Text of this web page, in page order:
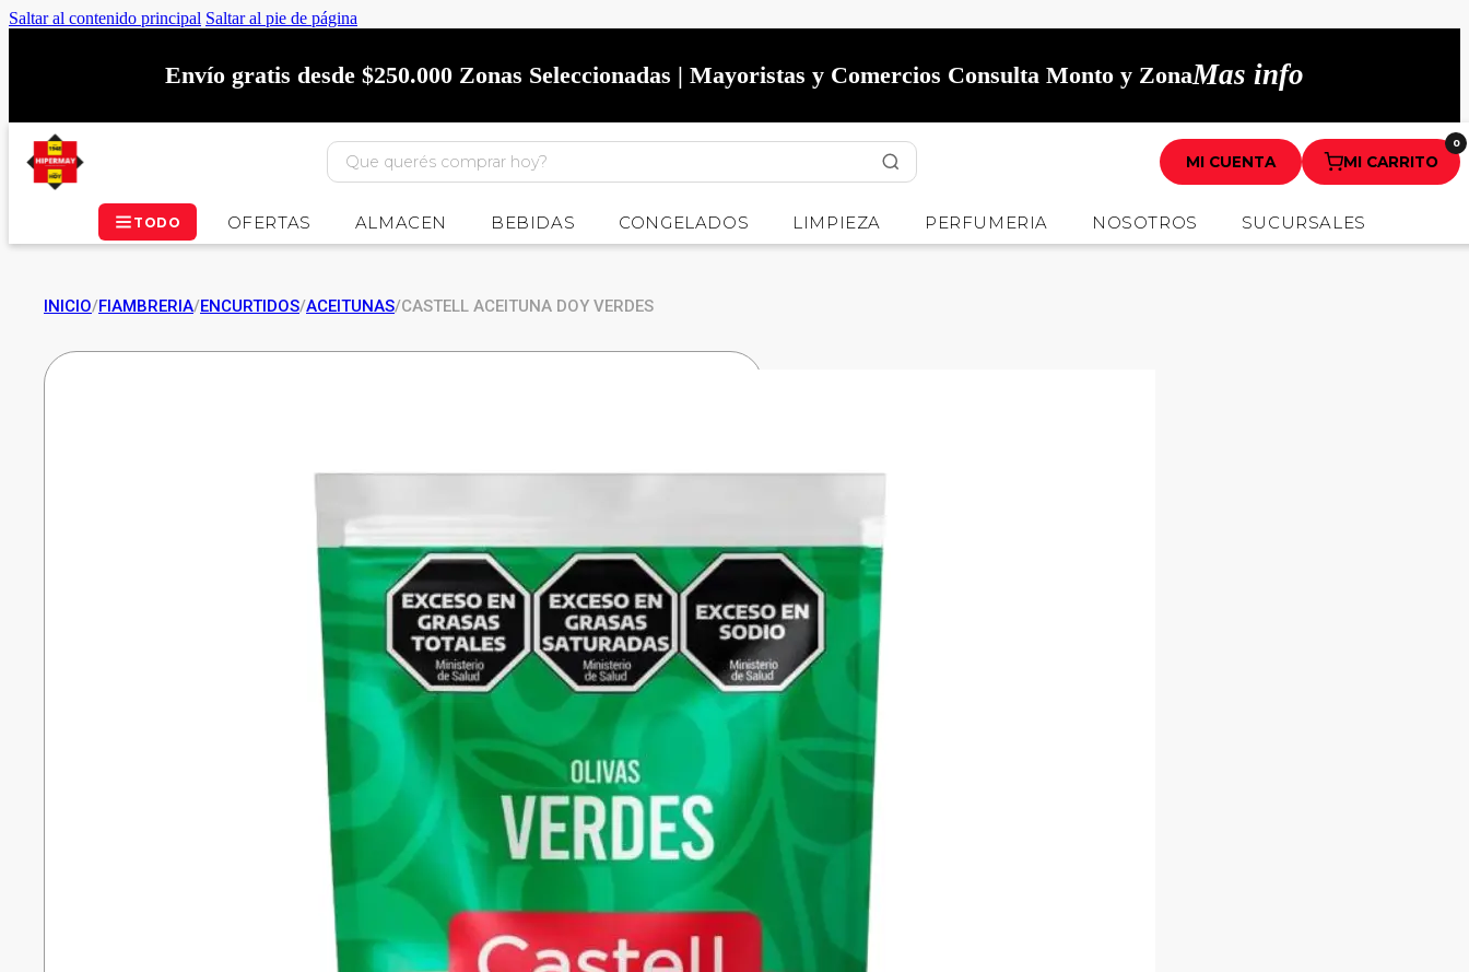
Saltar al contenido principal Saltar al pie de página
Envío gratis desde $250.000 Zonas Seleccionadas | Mayoristas y Comercios Consulta Monto y ZonaMas info
MI CUENTA MI CARRITO
0
TODO OFERTAS ALMACEN BEBIDAS CONGELADOS LIMPIEZA PERFUMERIA NOSOTROS SUCURSALES
INICIO/FIAMBRERIA/ENCURTIDOS/ACEITUNAS/CASTELL ACEITUNA DOY VERDES